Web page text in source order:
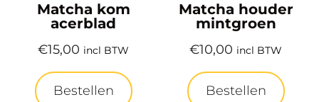
Matcha kom
acerblad
€15,00 incl BTW
Bestellen
Matcha houder
mintgroen
€10,00 incl BTW
Bestellen